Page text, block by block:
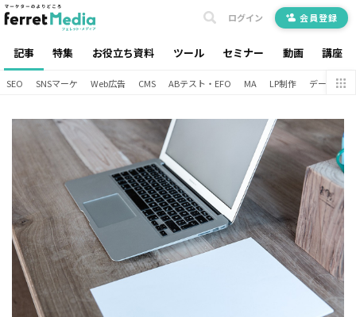
記事 特集 お役立ち資料 ツール セミナー 動画 講座
ログイン 会員登録
SEO SNSマーケ Web広告 CMS ABテスト・EFO MA LP制作 データ分析